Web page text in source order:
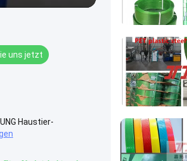
uns jetzt
Haustier-